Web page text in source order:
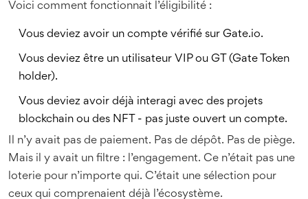
Voici comment fonctionnait l’éligibilité :
Vous deviez avoir un compte vérifié sur Gate.io.
Vous deviez être un utilisateur VIP ou GT (Gate Token
holder).
Vous deviez avoir déjà interagi avec des projets
blockchain ou des NFT - pas juste ouvert un compte.
Il n’y avait pas de paiement. Pas de dépôt. Pas de piège.
Mais il y avait un filtre : l’engagement. Ce n’était pas une
loterie pour n’importe qui. C’était une sélection pour
ceux qui comprenaient déjà l’écosystème.